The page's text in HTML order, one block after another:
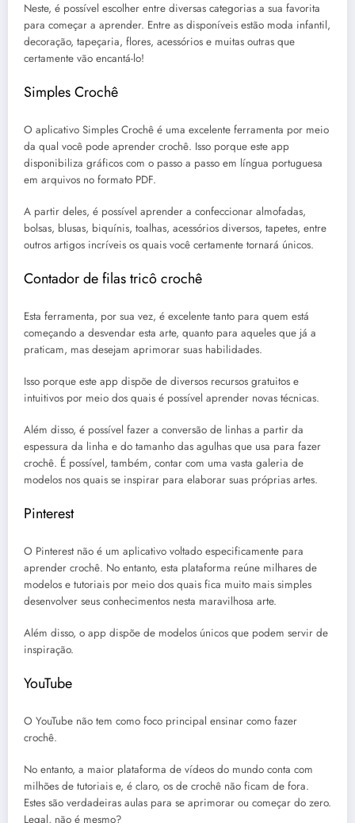
Neste, é possível escolher entre diversas categorias a sua favorita
para começar a aprender. Entre as disponíveis estão moda infantil,
decoração, tapeçaria, flores, acessórios e muitas outras que
certamente vão encantá-lo!
Simples Crochê
O aplicativo Simples Crochê é uma excelente ferramenta por meio
da qual você pode aprender crochê. Isso porque este app
disponibiliza gráficos com o passo a passo em língua portuguesa
em arquivos no formato PDF.
A partir deles, é possível aprender a confeccionar almofadas,
bolsas, blusas, biquínis, toalhas, acessórios diversos, tapetes, entre
outros artigos incríveis os quais você certamente tornará únicos.
Contador de filas tricô crochê
Esta ferramenta, por sua vez, é excelente tanto para quem está
começando a desvendar esta arte, quanto para aqueles que já a
praticam, mas desejam aprimorar suas habilidades.
Isso porque este app dispõe de diversos recursos gratuitos e
intuitivos por meio dos quais é possível aprender novas técnicas.
Além disso, é possível fazer a conversão de linhas a partir da
espessura da linha e do tamanho das agulhas que usa para fazer
crochê. É possível, também, contar com uma vasta galeria de
modelos nos quais se inspirar para elaborar suas próprias artes.
Pinterest
O Pinterest não é um aplicativo voltado especificamente para
aprender crochê. No entanto, esta plataforma reúne milhares de
modelos e tutoriais por meio dos quais fica muito mais simples
desenvolver seus conhecimentos nesta maravilhosa arte.
Além disso, o app dispõe de modelos únicos que podem servir de
inspiração.
YouTube
O YouTube não tem como foco principal ensinar como fazer
crochê.
No entanto, a maior plataforma de vídeos do mundo conta com
milhões de tutoriais e, é claro, os de crochê não ficam de fora.
Estes são verdadeiras aulas para se aprimorar ou começar do zero.
Legal, não é mesmo?